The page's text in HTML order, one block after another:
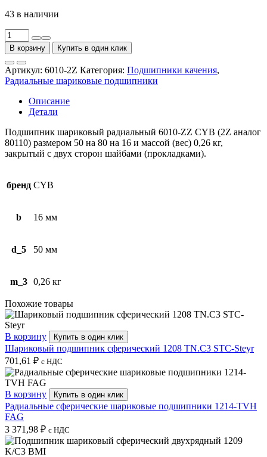
43 в наличии
Количество
товара
Подшипник
шариковый
радиальный
6010-
CYB
аналог
80110)
В корзину Купить в один клик
Артикул: 6010-2Z Категория: Подшипники качения,
Радиальные шариковые подшипники
Описание
Детали
Подшипник шариковый радиальный 6010-ZZ CYB (2Z аналог
80110) размером 50 на 80 на 16 и массой (вес) 0,26 кг,
закрытый с двух сторон шайбами (прокладками).
бренд CYB
b 16 мм
d_5 50 мм
m_3 0,26 кг
Похожие товары
В корзину Купить в один клик
Шариковый подшипник сферический 1208 TN.C3 STC-Steyr
701,61 ₽ с НДС
В корзину Купить в один клик
Радиальные сферические шариковые подшипники 1214-TVH
FAG
3 371,98 ₽ с НДС